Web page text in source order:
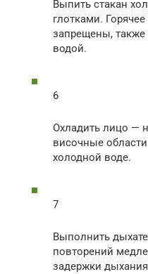
Выпить стакан
глотками.
запрещены, также
водой.
6
Охладить лицо —
височные
холодной воде.
7
Выполнить
повторений
задержки